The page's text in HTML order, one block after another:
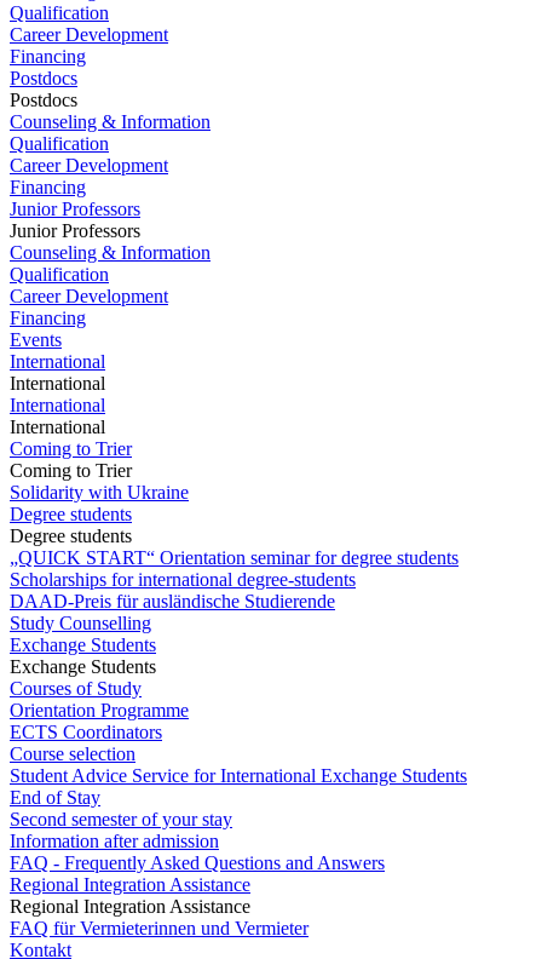
Qualification
Career Development
Financing
Postdocs
Postdocs
Counseling & Information
Qualification
Career Development
Financing
Junior Professors
Junior Professors
Counseling & Information
Qualification
Career Development
Financing
Events
International
International
International
International
Coming to Trier
Coming to Trier
Solidarity with Ukraine
Degree students
Degree students
„QUICK START“ Orientation seminar for degree students
Scholarships for international degree-students
DAAD-Preis für ausländische Studierende
Study Counselling
Exchange Students
Exchange Students
Courses of Study
Orientation Programme
ECTS Coordinators
Course selection
Student Advice Service for International Exchange Students
End of Stay
Second semester of your stay
Information after admission
FAQ - Frequently Asked Questions and Answers
Regional Integration Assistance
Regional Integration Assistance
FAQ für Vermieterinnen und Vermieter
Kontakt